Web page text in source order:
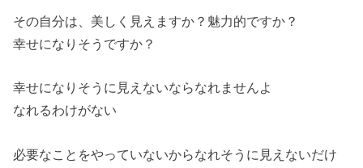
その自分は、美しく見えますか？魅力的ですか？
幸せになりそうですか？
幸せになりそうに見えないならなれませんよ
なれるわけがない
必要なことをやっていないからなれそうに見えないだけ